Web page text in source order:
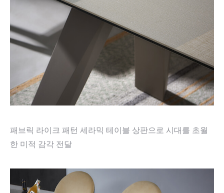
패브릭 라이크 패턴 세라믹 테이블 상판으로 시대를 초월
한 미적 감각 전달